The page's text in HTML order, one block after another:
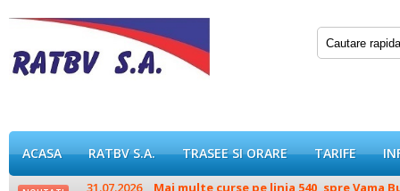
ACASA RATBV S.A. TRASEE SI ORARE TARIFE
31.07.2026 Mai multe curse pe linia 540, spre Vama